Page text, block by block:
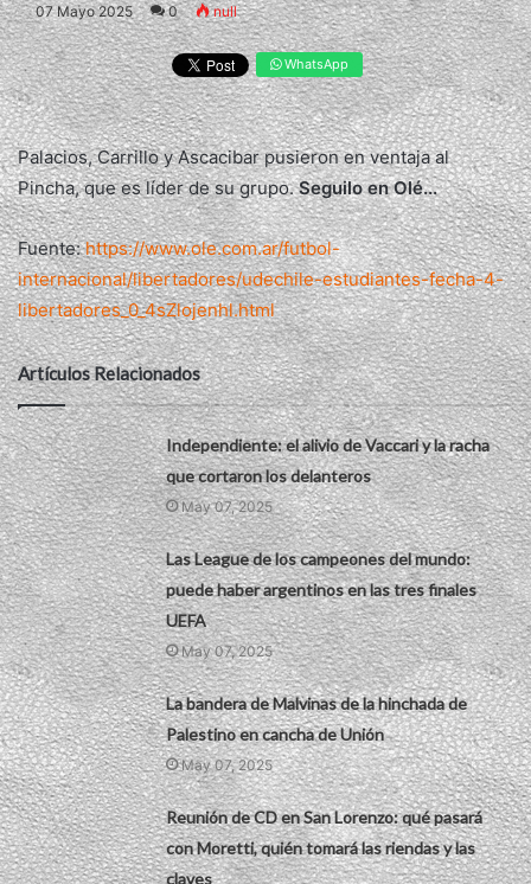
07 Mayo 2025 0 null
WhatsApp
Palacios, Carrillo y Ascacibar pusieron en ventaja al
Pincha, que es líder de su grupo.Seguilo en Olé...
Fuente:https://www.ole.com.ar/futbol-
internacional/libertadores/udechile-estudiantes-fecha-4-
libertadores_0_4sZlojenhl.html
Artículos Relacionados
Independiente: el alivio de Vaccari y la racha
que cortaron los delanteros
May 07, 2025
Las League de los campeones del mundo:
puede haber argentinos en las tres finales
UEFA
May 07, 2025
La bandera de Malvinas de la hinchada de
Palestino en cancha de Unión
May 07, 2025
Reunión de CD en San Lorenzo: qué pasará
con Moretti, quién tomará las riendas y las
claves